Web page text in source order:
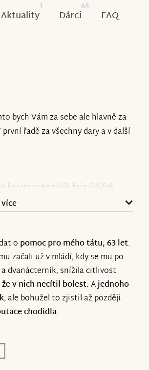
Aktuality
1
Dárci
65
FAQ
bych Vám za sebe ale hlavně za
řadě za všechny dary a v další
kolem sebe tolik fajn lidiček.
a stejně poslali příspěvek
jsme vozítko vybrali a hned jak
ať může zase vyrazit!
o pomoc pro mého tátu, 63 let.
začali už v mládí, kdy se mu po
dvanácterník, snížila citlivost
v nich necítil bolest.Ajednoho
, ale bohužel to zjistil až později.
chodidla.